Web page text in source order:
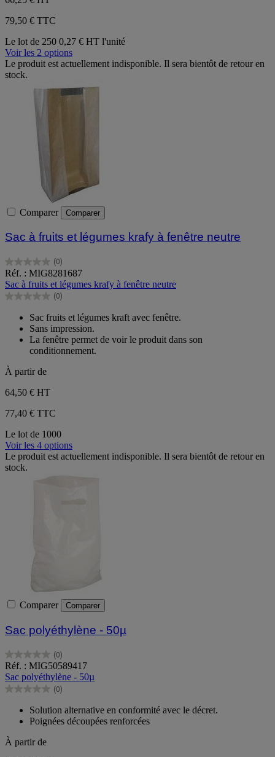
79,50 € TTC
Le lot de 250 0,27 € HT l'unité
Voir les 2 options
Le produit est actuellement indisponible. Il sera bientôt de retour en
stock.
Comparer Comparer
Sac à fruits et légumes krafy à fenêtre neutre
(0)
0.0
sur
5
étoiles.
Réf. : MIG8281687
Sac à fruits et légumes krafy à fenêtre neutre
(0)
0.0
étoiles.
Sac fruits et légumes kraft avec fenêtre.
Sans impression.
La fenêtre permet de voir le produit dans son
conditionnement.
À partir de
64,50 € HT
77,40 € TTC
Le lot de 1000
Voir les 4 options
Le produit est actuellement indisponible. Il sera bientôt de retour en
stock.
Comparer Comparer
Sac polyéthylène - 50µ
(0)
0.0
sur
5
étoiles.
Réf. : MIG50589417
Sac polyéthylène - 50µ
(0)
0.0
étoiles.
Solution alternative en conformité avec le décret.
Poignées découpées renforcées
À partir de